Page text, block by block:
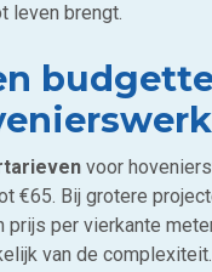
leven brengt.
voor
€65. Bij grotere
prijs per vierkante
van de complexiteit.